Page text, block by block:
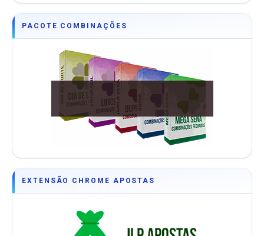
PACOTE COMBINAÇÕES
EXTENSÃO CHROME APOSTAS